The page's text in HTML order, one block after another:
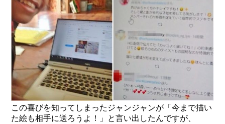
この喜びを知ってしまったジャンジャンが「今まで描い
た絵も相手に送ろうよ！」と言い出したんですが、